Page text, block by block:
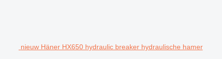
nieuw Häner HX650 hydraulic breaker hydraulische hamer